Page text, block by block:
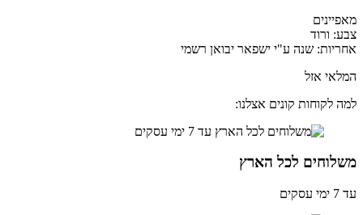
ורוד
שנה ע"י ישפאר יבואן רשמי
אזל
לקוחות קונים אצלנו:
לכל הארץ